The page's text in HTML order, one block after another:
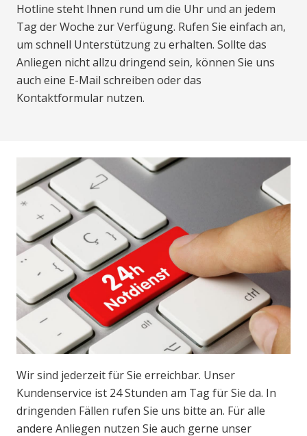
Hotline steht Ihnen rund um die Uhr und an jedem
Tag der Woche zur Verfügung. Rufen Sie einfach an,
um schnell Unterstützung zu erhalten. Sollte das
Anliegen nicht allzu dringend sein, können Sie uns
auch eine E-Mail schreiben oder das
Kontaktformular nutzen.
Wir sind jederzeit für Sie erreichbar. Unser
Kundenservice ist 24 Stunden am Tag für Sie da. In
dringenden Fällen rufen Sie uns bitte an. Für alle
andere Anliegen nutzen Sie auch gerne unser